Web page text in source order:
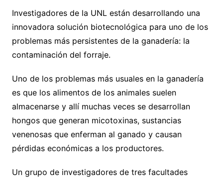
Investigadores de la UNL están desarrollando una
innovadora solución biotecnológica para uno de los
problemas más persistentes de la ganadería: la
contaminación del forraje.
Uno de los problemas más usuales en la ganadería
es que los alimentos de los animales suelen
almacenarse y allí muchas veces se desarrollan
hongos que generan micotoxinas, sustancias
venenosas que enferman al ganado y causan
pérdidas económicas a los productores.
Un grupo de investigadores de tres facultades